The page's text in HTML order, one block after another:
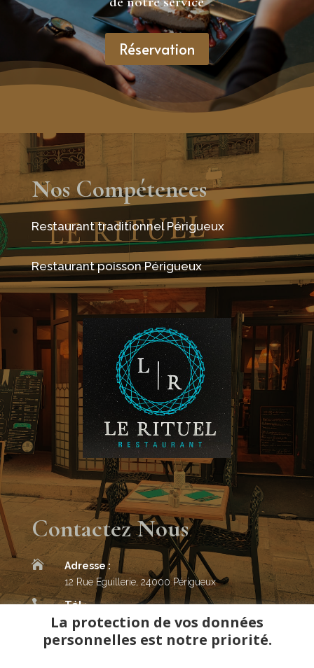
Réservation
Nos Compétences
Restaurant traditionnel Périgueux
Restaurant poisson Périgueux
Contactez Nous

Adresse :
12 Rue Eguillerie, 24000 Périgueux
 Tél:
06 64 74 95 97
06 66 76 82 60
La protection de vos données
personnelles est notre priorité.